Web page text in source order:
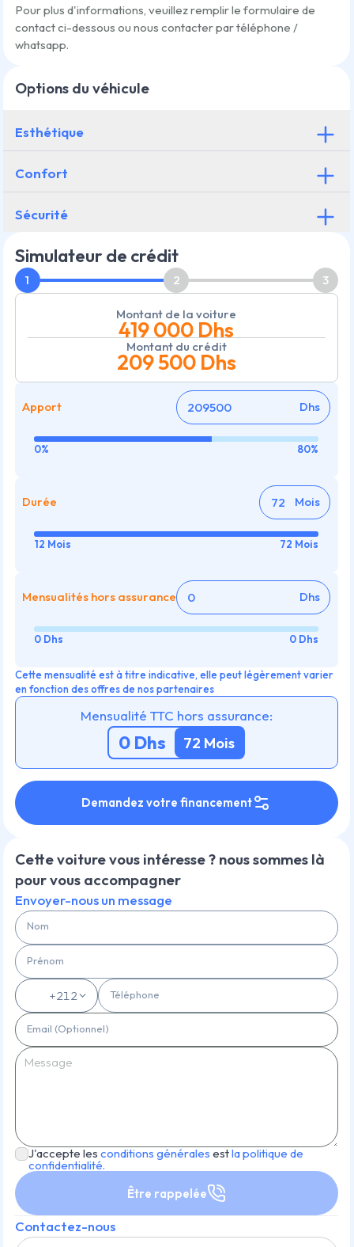
Pour plus d'informations, veuillez remplir le formulaire de
contact ci-dessous ou nous contacter par téléphone /
whatsapp.
Options du véhicule
Esthétique
Confort
Sécurité
Simulateur de crédit
1 2 3
Montant de la voiture
419 000 Dhs
Montant du crédit
209 500Dhs
Apport Dhs
0% 80%
Durée Mois
12 Mois 72 Mois
Mensualités hors assurance Dhs
0 Dhs 0 Dhs
Cette mensualité est à titre indicative, elle peut légèrement varier
en fonction des offres de nos partenaires
Mensualité TTC hors assurance:
0Dhs 72 Mois
Demandez votre financement
Cette voiture vous intéresse ? nous sommes là
pour vous accompagner
Envoyer-nous un message
Nom
Prénom
+212 Téléphone
Email (Optionnel)
J'accepte les conditions générales estla politique de
confidentialité.
Être rappelée
Contactez-nous